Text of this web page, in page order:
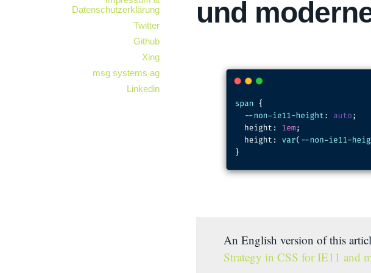
Datenschutzerklärung
Twitter
Github
Xing
msg systems ag
Linkedin
und
An English version of this
Strategy in CSS for IE11 and